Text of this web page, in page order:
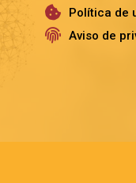
Política de
Aviso de